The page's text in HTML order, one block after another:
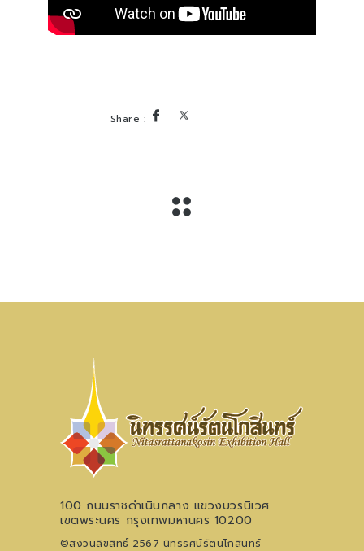
100 ถนนราชดำเนินกลาง แขวงบวรนิเวศ
เขตพระนคร กรุงเทพมหานคร 10200
©สงวนลิขสิทธิ์ 2567 นิทรรศน์รัตนโกสินทร์